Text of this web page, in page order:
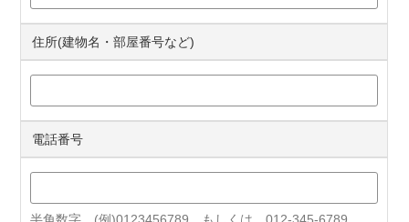
住所(建物名・部屋番号など)
電話番号
半角数字 (例)0123456789 もしくは、012-345-6789